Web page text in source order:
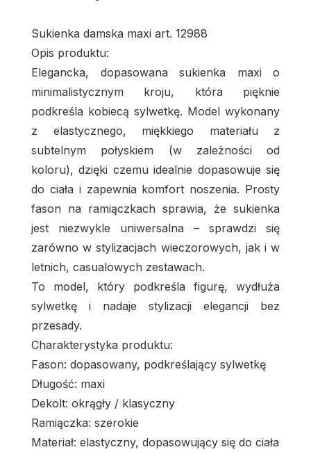
Sukienka damska maxi art. 12988
Opis produktu:
Elegancka, dopasowana sukienka maxi o
minimalistycznym kroju, która pięknie
podkreśla kobiecą sylwetkę. Model wykonany
z elastycznego, miękkiego materiału z
subtelnym połyskiem (w zależności od
koloru), dzięki czemu idealnie dopasowuje się
do ciała i zapewnia komfort noszenia. Prosty
fason na ramiączkach sprawia, że sukienka
jest niezwykle uniwersalna – sprawdzi się
zarówno w stylizacjach wieczorowych, jak i w
letnich, casualowych zestawach.
To model, który podkreśla figurę, wydłuża
sylwetkę i nadaje stylizacji elegancji bez
przesady.
Charakterystyka produktu:
Fason: dopasowany, podkreślający sylwetkę
Długość: maxi
Dekolt: okrągły / klasyczny
Ramiączka: szerokie
Materiał: elastyczny, dopasowujący się do ciała